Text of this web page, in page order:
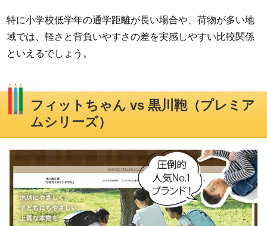
特に小学校低学年の通学距離が長い場合や、荷物が多い地
域では、軽さと背負いやすさの差を実感しやすい比較関係
といえるでしょう。
フィットちゃん vs 黒川鞄（プレミア
ムシリーズ）